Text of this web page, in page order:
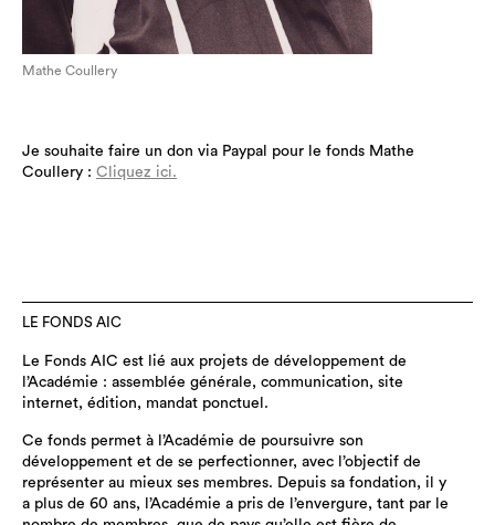
Mathe Coullery
Je souhaite faire un don via Paypal pour le fonds Mathe
Coullery : Cliquez ici.
LE FONDS AIC
Le Fonds AIC est lié aux projets de développement de
l’Académie : assemblée générale, communication, site
internet, édition, mandat ponctuel.
Ce fonds permet à l’Académie de poursuivre son
développement et de se perfectionner, avec l’objectif de
représenter au mieux ses membres. Depuis sa fondation, il y
a plus de 60 ans, l’Académie a pris de l’envergure, tant par le